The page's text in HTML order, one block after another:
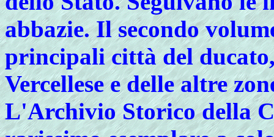
abbazie. Il secondo
principali città del
Vercellese e delle altre
L'Archivio Storico della